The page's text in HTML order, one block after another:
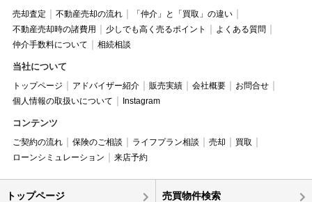
売却査定 不動産売却の流れ
「仲介」と「買取」の違い
不動産売却時の諸費用
少しでも高く売るポイント
よくある質問
仲介手数料について
相続相談
当社について
トップページ アドバイザー紹介 販売実績 会社概要
お問合せ
個人情報の取扱いについて
Instagram
コンテンツ
ご契約の流れ 保険のご相談 ライフプラン相談 売却
買取
ローンシミュレーション
来店予約
トップページ 売買物件検索